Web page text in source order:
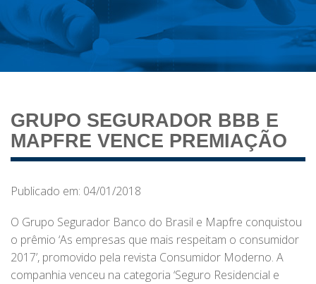
GRUPO SEGURADOR BBB E
MAPFRE VENCE PREMIAÇÃO
Publicado em: 04/01/2018
O Grupo Segurador Banco do Brasil e Mapfre conquistou
o prêmio ‘As empresas que mais respeitam o consumidor
2017’, promovido pela revista Consumidor Moderno. A
companhia venceu na categoria ‘Seguro Residencial e